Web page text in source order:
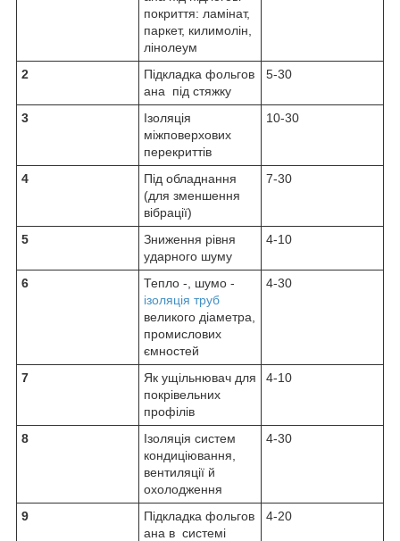
покриття: ламінат,
паркет, килимолін,
лінолеум
2
Підкладка фольгов
ана під стяжку
5-30
3
Ізоляція
міжповерхових
перекриттів
10-30
4
Під обладнання
(для зменшення
вібрації)
7-30
5
Зниження рівня
ударного шуму
4-10
6
Тепло -, шумо -
ізоляція труб
великого діаметра,
промислових
ємностей
4-30
7
Як ущільнювач для
покрівельних
профілів
4-10
8
Ізоляція систем
кондиціювання,
вентиляції й
охолодження
4-30
9
Підкладка фольгов
ана в системі
4-20